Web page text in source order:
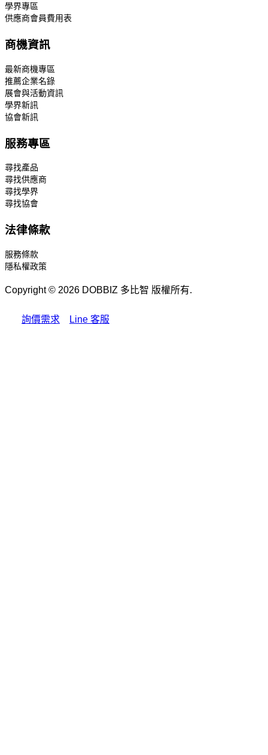
學界專區
供應商會員費用表
商機資訊
最新商機專區
推薦企業名錄
展會與活動資訊
學界新訊
協會新訊
服務專區
尋找產品
尋找供應商
尋找學界
尋找協會
法律條款
服務條款
隱私權政策
Copyright © 2026 DOBBIZ 多比智 版權所有.
詢價需求 Line 客服